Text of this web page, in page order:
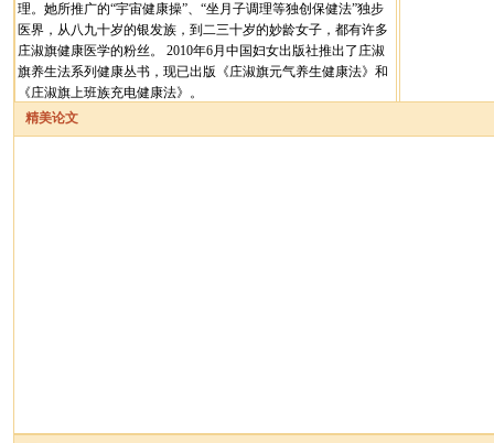
理。她所推广的“宇宙健康操”、“坐月子调理等独创保健法”独步
医界，从八九十岁的银发族，到二三十岁的妙龄女子，都有许多
庄淑旗健康医学的粉丝。 2010年6月中国妇女出版社推出了庄淑
旗养生法系列健康丛书，现已出版《庄淑旗元气养生健康法》和
《庄淑旗上班族充电健康法》。
精美论文